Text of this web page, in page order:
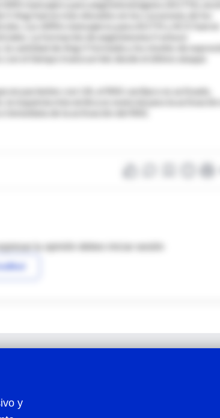
Ang fueron más elevados en los corazones de los
La formación de angiotensina II estuvo
cantidad de Ang II formada y los niveles de
en pacientes con UA, el RAS cardiaco es activado,
isquemia miocárdica es esencial para la activación
tu opinión debes iniciar sesión
y